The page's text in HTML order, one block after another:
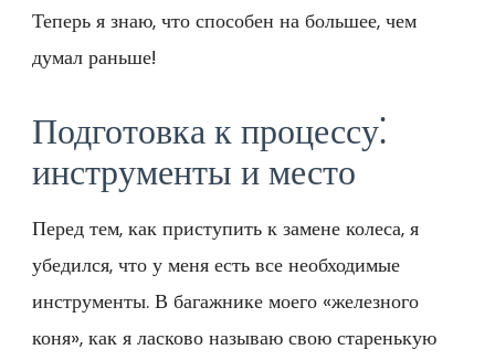
Теперь я знаю, что способен на большее, чем
думал раньше!
Подготовка к процессу⁚
инструменты и место
Перед тем, как приступить к замене колеса, я
убедился, что у меня есть все необходимые
инструменты. В багажнике моего «железного
коня», как я ласково называю свою старенькую